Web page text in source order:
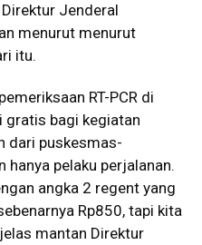
Jenderal
menurut menurut
itu.
RT-PCR di
gratis bagi kegiatan
dari puskesmas-
hanya pelaku perjalanan.
angka 2 regent yang
Rp850, tapi kita
mantan Direktur